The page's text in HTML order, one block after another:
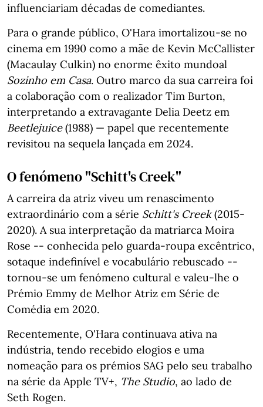
influenciariam décadas de comediantes.
Para o grande público, O'Hara imortalizou-se no
cinema em 1990 como a mãe de Kevin McCallister
(Macaulay Culkin) no enorme êxito mundoal
Sozinho em Casa. Outro marco da sua carreira foi
a colaboração com o realizador Tim Burton,
interpretando a extravagante Delia Deetz em
Beetlejuice(1988) — papel que recentemente
revisitou na sequela lançada em 2024.
O fenómeno "Schitt's Creek"
A carreira da atriz viveu um renascimento
extraordinário com a série Schitt's Creek(2015-
2020). A sua interpretação da matriarca Moira
Rose -- conhecida pelo guarda-roupa excêntrico,
sotaque indefinível e vocabulário rebuscado --
tornou-se um fenómeno cultural e valeu-lhe o
Prémio Emmy de Melhor Atriz em Série de
Comédia em 2020.
Recentemente, O'Hara continuava ativa na
indústria, tendo recebido elogios e uma
nomeação para os prémios SAG pelo seu trabalho
na série da Apple TV+, The Studio, ao lado de
Seth Rogen.